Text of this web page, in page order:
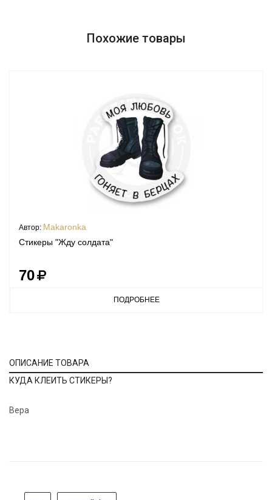
Похожие товары
Автор: Makaronka
Стикеры "Жду солдата"
70
ПОДРОБНЕЕ
ОПИСАНИЕ ТОВАРА
КУДА КЛЕИТЬ СТИКЕРЫ?
Вера